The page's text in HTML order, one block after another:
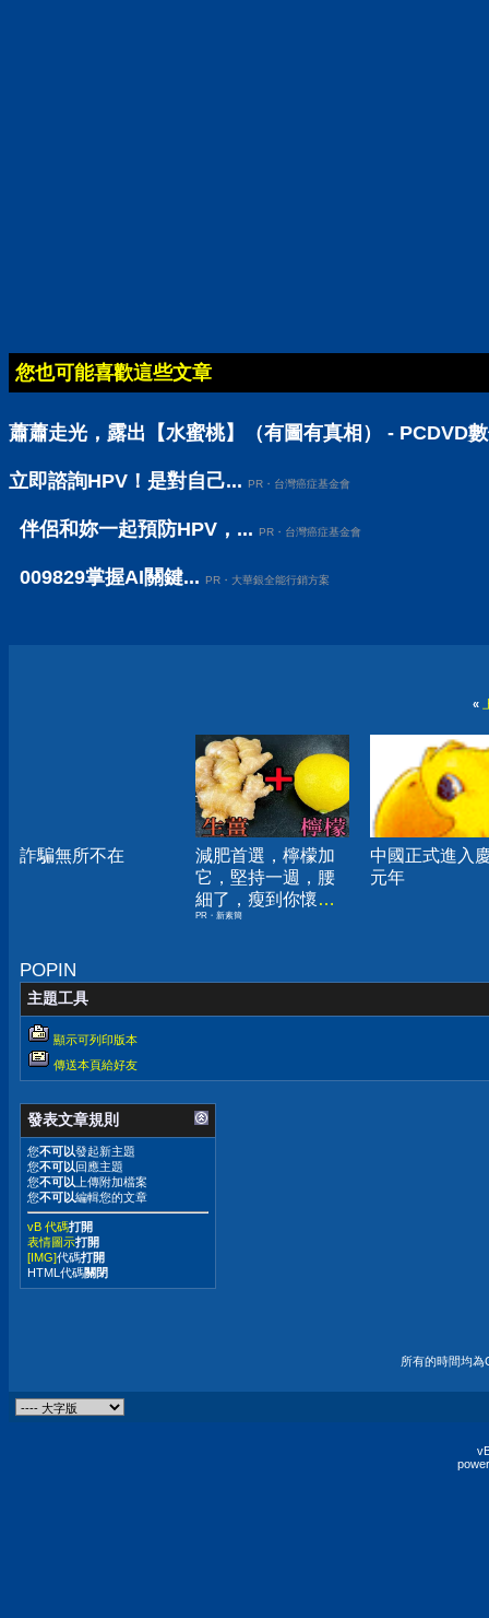
您也可能喜歡這些文章
蕭蕭走光，露出【水蜜桃】（有圖有真相） - PCDVD
立即諮詢HPV！是對自己... PR・台灣癌症基金會
伴侶和妳一起預防HPV，... PR・台灣癌症基金會
009829掌握AI關鍵... PR・大華銀全能行銷方案
«
詐騙無所不在
減肥首選，檸檬加
它，堅持一週，腰
細了，瘦到你懷疑
人生
PR・新素簡
中國正式進入
元年
POPIN
主題工具
顯示可列印版本
傳送本頁給好友
發表文章規則
您不可以發起新主題
您不可以回應主題
您不可以 上傳附加檔案
您不可以編輯您的文章
vB 代碼打開
表情圖示打開
[IMG]代碼打開
HTML代碼關閉
所有的時間均為